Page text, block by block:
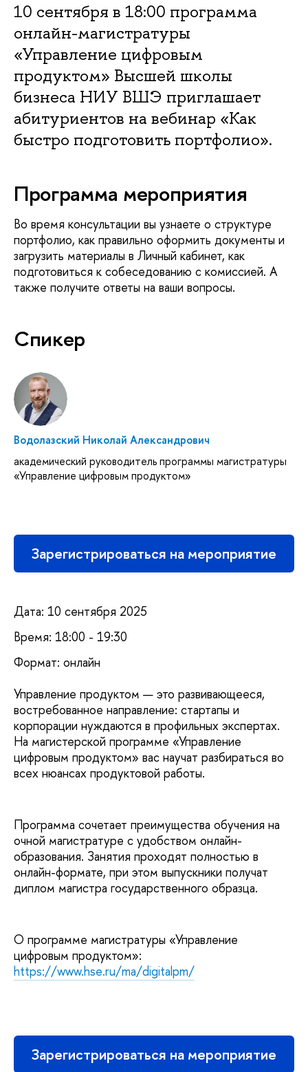
10 сентября в 18:00 программа
онлайн-магистратуры
«Управление цифровым
продуктом» Высшей школы
бизнеса НИУ ВШЭ приглашает
абитуриентов на вебинар «Как
быстро подготовить портфолио».
Программа мероприятия
Во время консультации вы узнаете о структуре
портфолио, как правильно оформить документы и
загрузить материалы в Личный кабинет, как
подготовиться к собеседованию с комиссией. А
также получите ответы на ваши вопросы.
Спикер
Водолазский Николай Александрович
академический руководитель программы магистратуры
«Управление цифровым продуктом»
Зарегистрироваться на мероприятие
Дата: 10 сентября 2025
Время: 18:00 - 19:30
Формат: онлайн
Управление продуктом — это развивающееся,
востребованное направление: стартапы и
корпорации нуждаются в профильных экспертах.
На магистерской программе «Управление
цифровым продуктом» вас научат разбираться во
всех нюансах продуктовой работы.
Программа сочетает преимущества обучения на
очной магистратуре с удобством онлайн-
образования. Занятия проходят полностью в
онлайн-формате, при этом выпускники получат
диплом магистра государственного образца.
О программе магистратуры «Управление
цифровым продуктом»:
https://www.hse.ru/ma/digitalpm/
Зарегистрироваться на мероприятие